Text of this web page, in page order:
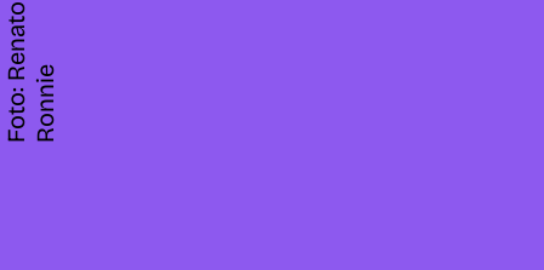
F
o
t
o
:R
e
n
a
t
o
R
o
n
n
ie